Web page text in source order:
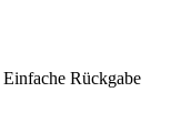
Einfache Rückgabe